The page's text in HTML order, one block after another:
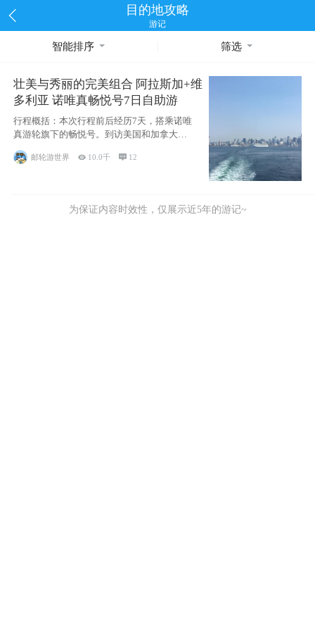
目的地攻略
游记
智能排序 筛选
壮美与秀丽的完美组合 阿拉斯加+维
多利亚 诺唯真畅悦号7日自助游
行程概括：本次行程前后经历7天，搭乘诺唯
真游轮旗下的畅悦号。到访美国和加拿大的4
个州/省：美国华盛顿州
邮轮游世界  10.0千  12
为保证内容时效性，仅展示近5年的游记~